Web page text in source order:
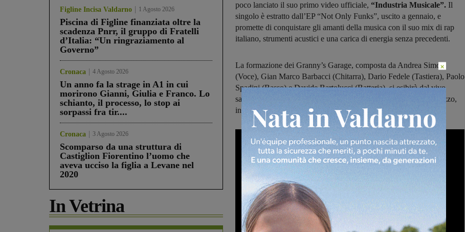
Figline Incisa Valdarno 1 Agosto 2026
Piscina di Figline finanziata oltre la
scadenza Pnrr, il gruppo di Fratelli
d’Italia: “Un ringraziamento al
Governo”
Cronaca 4 Agosto 2026
Un anno fa la strage in A1 in cui
morirono Gianni, Giulia e Franco. Lo
schianto, il processo, lo stop ai
sorpassi fra tir....
Cronaca 3 Agosto 2026
Scomparso da una struttura di
Castiglion Fiorentino l’uomo che
aveva ucciso la figlia a Levane nel
2020
In Vetrina
poco lanciato il suo primo video ufficiale, “Industria Musicale”. Il
singolo è estratto dall’EP “Not Only Funks”, uscito a gennaio, e
promette di conquistare gli amanti della musica con il suo mix di rap
italiano, strumenti acustici e una carica di energia senza precedenti.
La formazione dei Granny’s Garage, composta da Andrea Simola
(Voce), Gian Marco Barbacci (Chitarra), Dario Fedele (Tastiera), Paolo
Spadini (Basso) e Davide Bartolucci (Batteria), si esibirà dal vivo
sabato 17 febbraio alle ore 22:00 presso il Circolo Aurora ad Arezzo,
in Piazza S.Agostino.
×